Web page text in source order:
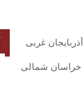
آذربایجان غربی
خراسان شمالی